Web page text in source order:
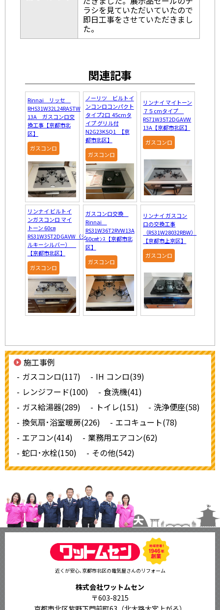
ラシを見ていただいていたので
即日工事をさせていただきまし
た。
関連記事
Rinnai リッセ
RHS31W32L24RASTW
13A ガスコンロ交
換工事【京都市北
区】
ガスコンロ
ノーリツ ビルトイ
ンコンロコンパクト
タイプ2口 45cmタ
イプ グリル付
N2G23KSQ1 【京
都市北区】
ガスコンロ
リンナイ マイトーン
７５cmタイプ
RS71W35T2DGAVW
13A【京都市北区】
ガスコンロ
リンナイ ビルトイ
ンガスコンロ マイ
トーン 60㎝
RS31W35T2DGAVW（シ
ルキーシルバー）
【京都市北区】
ガスコンロ
ガスコンロ交換
Rinnai
RS31W36T2RVW13A
60㎝ｾﾝｽ【京都市北
区】
ガスコンロ
リンナイ ガスコン
ロの交換工事
（RS31W28032RBW）
【京都市上京区】
ガスコンロ
施工事例
ガスコンロ(117)
IH コンロ(39)
レンジフード(100)
食洗機(41)
ガス給湯器(289)
トイレ(151)
洗浄便座(58)
換気扇･浴室暖房(226)
エコキュート(78)
エアコン(414)
業務用エアコン(62)
蛇口･水栓(150)
その他(542)
近くが安心､京都市北区の電気屋さんのリフォーム
株式会社ワットムセン
〒603-8215